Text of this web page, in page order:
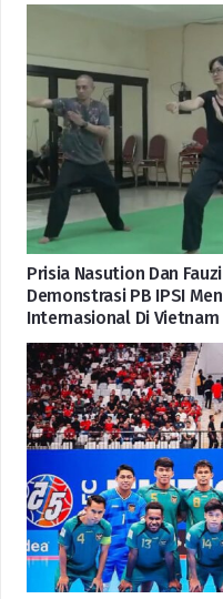
Prisia Nasution Dan
Demonstrasi PB IPSI
Internasional Di Vietnam